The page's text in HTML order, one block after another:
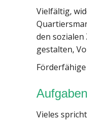
Vielfältig,
den
gestalten,
Aufgaben
Vieles